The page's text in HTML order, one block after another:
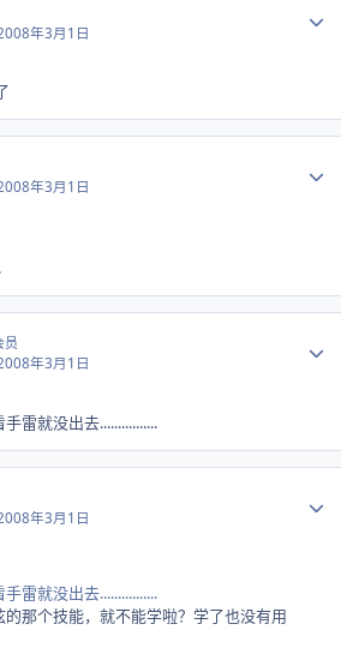
年3月1日
年3月1日
员
年3月1日
雷就没出去................
年3月1日
雷就没出去................
那个技能，就不能学啦？学了也没有用